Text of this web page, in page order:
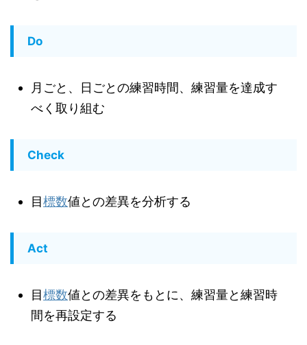
Do
月ごと、日ごとの練習時間、練習量を達成す
べく取り組む
Check
目標数値との差異を分析する
Act
目標数値との差異をもとに、練習量と練習時
間を再設定する